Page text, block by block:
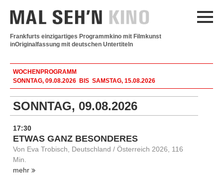
Frankfurts einzigartiges Programmkino mit Filmkunst
inOriginalfassung mit deutschen Untertiteln
WOCHENPROGRAMM
SONNTAG, 09.08.2026 BIS SAMSTAG, 15.08.2026
SONNTAG, 09.08.2026
17:30
ETWAS GANZ BESONDERES
Von Eva Trobisch, Deutschland / Österreich 2026, 116
Min.
mehr